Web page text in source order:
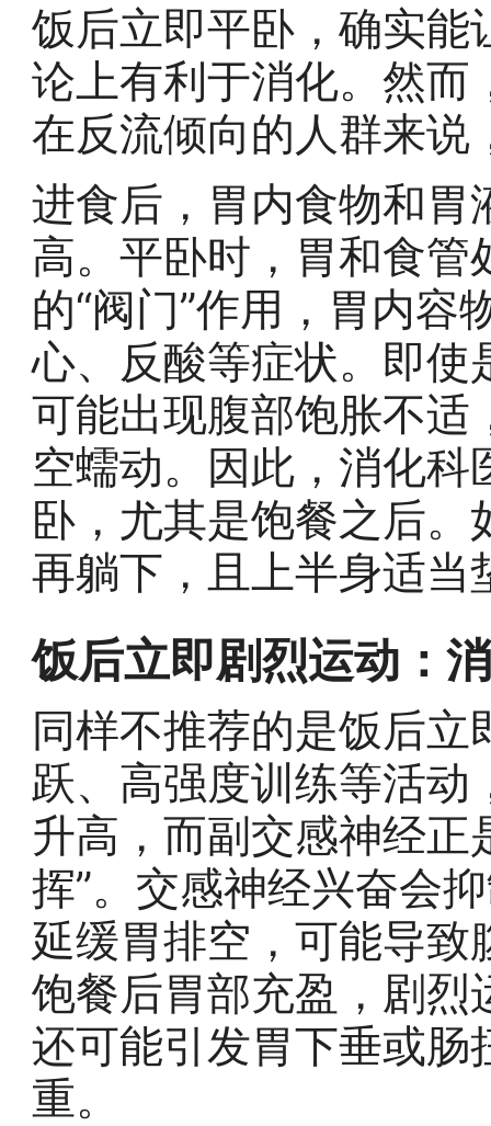
饭后立即平卧，确实
论上有利于消化。然
在反流倾向的人群来
进食后，胃内食物和
高。平卧时，胃和食
的“阀门”作用，胃内容
心、反酸等症状。即
可能出现腹部饱胀不
空蠕动。因此，消化
卧，尤其是饱餐之后
再躺下，且上半身适当
饭后立即剧烈运动：
同样不推荐的是饭后
跃、高强度训练等活
升高，而副交感神经正
挥”。交感神经兴奋会
延缓胃排空，可能导
饱餐后胃部充盈，剧
还可能引发胃下垂或
重。